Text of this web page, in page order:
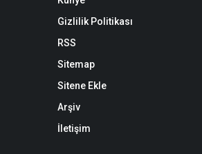
Gizlilik Politikası
RSS
Sitemap
Sitene Ekle
Arşiv
İletişim